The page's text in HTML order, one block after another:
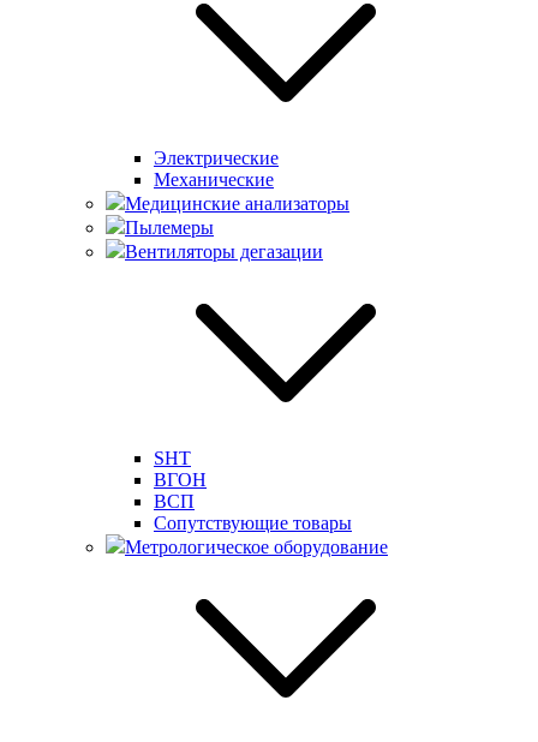
Электрические
Механические
Медицинские анализаторы
Пылемеры
Вентиляторы дегазации
SHT
ВГОН
ВСП
Сопутствующие товары
Метрологическое оборудование